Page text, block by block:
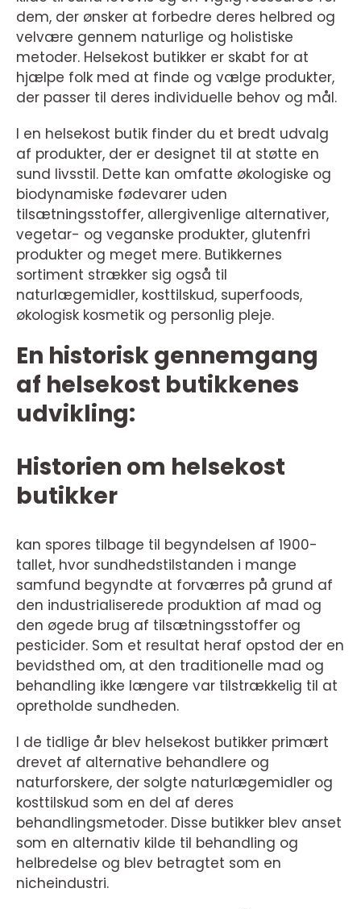
dem, der ønsker at forbedre deres helbred og
velvære gennem naturlige og holistiske
metoder. Helsekost butikker er skabt for at
hjælpe folk med at finde og vælge produkter,
der passer til deres individuelle behov og mål.
I en helsekost butik finder du et bredt udvalg
af produkter, der er designet til at støtte en
sund livsstil. Dette kan omfatte økologiske og
biodynamiske fødevarer uden
tilsætningsstoffer, allergivenlige alternativer,
vegetar- og veganske produkter, glutenfri
produkter og meget mere. Butikkernes
sortiment strækker sig også til
naturlægemidler, kosttilskud, superfoods,
økologisk kosmetik og personlig pleje.
En historisk gennemgang
af helsekost butikkenes
udvikling:
Historien om helsekost
butikker
kan spores tilbage til begyndelsen af 1900-
tallet, hvor sundhedstilstanden i mange
samfund begyndte at forværres på grund af
den industrialiserede produktion af mad og
den øgede brug af tilsætningsstoffer og
pesticider. Som et resultat heraf opstod der en
bevidsthed om, at den traditionelle mad og
behandling ikke længere var tilstrækkelig til at
opretholde sundheden.
I de tidlige år blev helsekost butikker primært
drevet af alternative behandlere og
naturforskere, der solgte naturlægemidler og
kosttilskud som en del af deres
behandlingsmetoder. Disse butikker blev anset
som en alternativ kilde til behandling og
helbredelse og blev betragtet som en
nicheindustri.